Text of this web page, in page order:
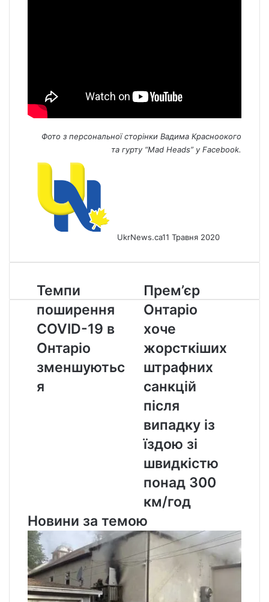
Фото з персональної сторінки Вадима Красноокого
та гурту “Mad Heads” у Facebook.
UkrNews.ca11 Травня 2020
Темпи
поширення
COVID-
19
в
Онтаріо
зменшуються
Темпи
поширення
COVID-19 в
Онтаріо
зменшуютьс
я
Прем’єр
Онтаріо
хоче
жорсткіших
штрафних
санкцій
після
випадку
із
їздою
зі
швидкістю
понад
300
км/
Прем’єр
Онтаріо
хоче
жорсткіших
штрафних
санкцій
після
випадку із
їздою зі
швидкістю
понад 300
км/год
Новини за темою